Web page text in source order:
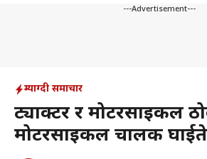
---Advertisement---
म्याग्दी समाचार
ट्याक्टर र मोटरसाइकल
मोटरसाइकल चालक घाईते